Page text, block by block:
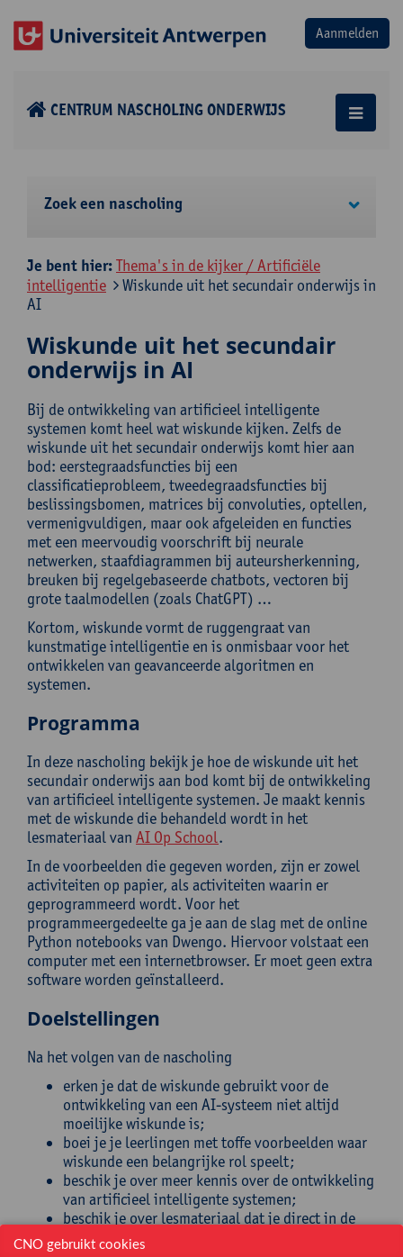
CENTRUM NASCHOLING ONDERWIJS
Zoek een nascholing
Je bent hier:Thema's in de kijker / Artificiële
intelligentie
Wiskunde uit het secundair onderwijs in
AI
Wiskunde uit het secundair
onderwijs in AI
Bij de ontwikkeling van artificieel intelligente
systemen komt heel wat wiskunde kijken. Zelfs de
wiskunde uit het secundair onderwijs komt hier aan
bod: eerstegraadsfuncties bij een
classificatieprobleem, tweedegraadsfuncties bij
beslissingsbomen, matrices bij convoluties, optellen,
vermenigvuldigen, maar ook afgeleiden en functies
met een meervoudig voorschrift bij neurale
netwerken, staafdiagrammen bij auteursherkenning,
breuken bij regelgebaseerde chatbots, vectoren bij
grote taalmodellen (zoals ChatGPT) …
Kortom, wiskunde vormt de ruggengraat van
kunstmatige intelligentie en is onmisbaar voor het
ontwikkelen van geavanceerde algoritmen en
systemen.
Programma
In deze nascholing bekijk je hoe de wiskunde uit het
secundair onderwijs aan bod komt bij de ontwikkeling
van artificieel intelligente systemen. Je maakt kennis
met de wiskunde die behandeld wordt in het
lesmateriaal van AI Op School.
In de voorbeelden die gegeven worden, zijn er zowel
activiteiten op papier, als activiteiten waarin er
geprogrammeerd wordt. Voor het
programmeergedeelte ga je aan de slag met de online
Python notebooks van Dwengo. Hiervoor volstaat een
computer met een internetbrowser. Er moet geen extra
software worden geïnstalleerd.
Doelstellingen
Na het volgen van de nascholing
erken je dat de wiskunde gebruikt voor de
ontwikkeling van een AI-systeem niet altijd
moeilijke wiskunde is;
boei je je leerlingen met toffe voorbeelden waar
wiskunde een belangrijke rol speelt;
beschik je over meer kennis over de ontwikkeling
van artificieel intelligente systemen;
beschik je over lesmateriaal dat je direct in de
klas kan gebruiken, zowel materiaal met als
CNO gebruikt cookies